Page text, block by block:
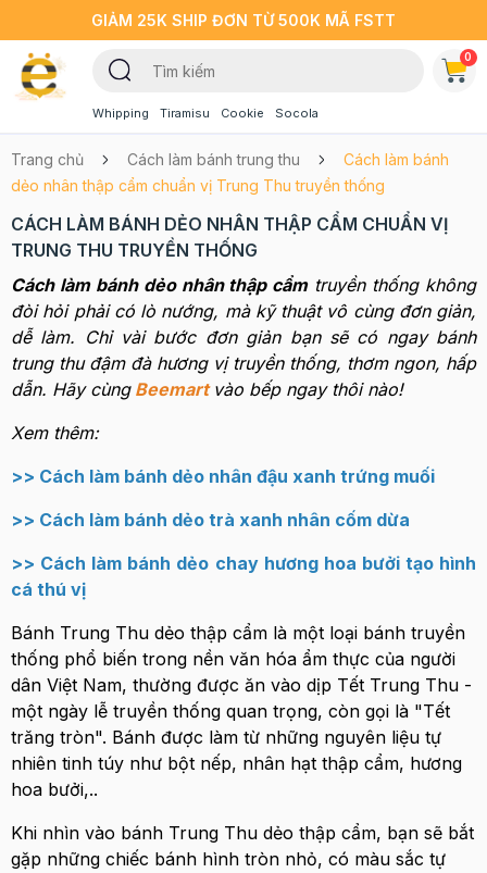
GIẢM 25K SHIP ĐƠN TỪ 500K MÃ FSTT
Whipping Tiramisu Cookie Socola
0
Trang chủ Cách làm bánh trung thu
Cách làm bánh
dẻo nhân thập cẩm chuẩn vị Trung Thu truyền thống
CÁCH LÀM BÁNH DẺO NHÂN THẬP CẨM CHUẨN VỊ
TRUNG THU TRUYỀN THỐNG
Cách làm bánh dẻo nhân thập cẩmtruyền thống không
đòi hỏi phải có lò nướng, mà kỹ thuật vô cùng đơn giản,
dễ làm. Chỉ vài bước đơn giản bạn sẽ có ngay bánh
trung thu đậm đà hương vị truyền thống, thơm ngon, hấp
dẫn. Hãy cùng Beemart vào bếp ngay thôi nào!
Xem thêm:
>> Cách làm bánh dẻo nhân đậu xanh trứng muối
>> Cách làm bánh dẻo trà xanh nhân cốm dừa
>> Cách làm bánh dẻo chay hương hoa bưởi tạo hình
cá thú vị
Bánh Trung Thu dẻo thập cẩm là một loại bánh truyền
thống phổ biến trong nền văn hóa ẩm thực của người
dân Việt Nam, thường được ăn vào dịp Tết Trung Thu -
một ngày lễ truyền thống quan trọng, còn gọi là "Tết
trăng tròn". Bánh được làm từ những nguyên liệu tự
nhiên tinh túy như bột nếp, nhân hạt thập cẩm, hương
hoa bưởi,..
Khi nhìn vào bánh Trung Thu dẻo thập cẩm, bạn sẽ bắt
gặp những chiếc bánh hình tròn nhỏ, có màu sắc tự